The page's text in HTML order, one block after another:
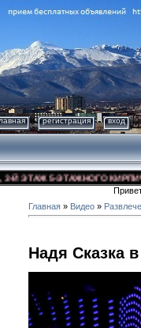
регистрация вход
5-ЭТАЖНОГО
Главная » Видео »
Надя Сказка